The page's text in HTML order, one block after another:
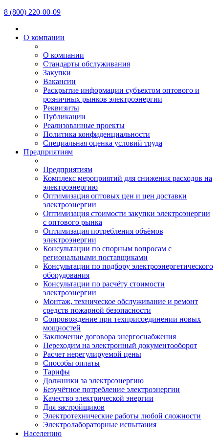
8 (800) 220-00-09
О компании
О компании
Стандарты обслуживания
Закупки
Вакансии
Раскрытие информации субъектом оптового и
розничных рынков электроэнергии
Реквизиты
Публикации
Реализованные проекты
Политика конфиденциальности
Специальная оценка условий труда
Предприятиям
Предприятиям
Комплекс мероприятий для снижения расходов на
электроэнергию
Оптимизация оптовых цен и цен доставки
электроэнергии
Оптимизация стоимости закупки электроэнергии
с оптового рынка
Оптимизация потребления объёмов
электроэнергии
Консультации по спорным вопросам с
региональными поставщиками
Консультации по подбору электроэнергетического
оборудования
Консультации по расчёту стоимости
электроэнергии
Монтаж, техническое обслуживание и ремонт
средств пожарной безопасности
Сопровождение при техприсоединении новых
мощностей
Заключение договора энергоснабжения
Переходим на электронный документооборот
Расчет нерегулируемой цены
Способы оплаты
Тарифы
Должники за электроэнергию
Безучётное потребление электроэнергии
Качество электрической энергии
Для застройщиков
Электротехнические работы любой сложности
Электролабораторные испытания
Населению